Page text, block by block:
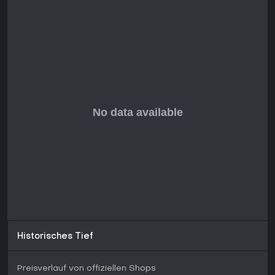
Historisches Tief
Preisverlauf von offiziellen Shops